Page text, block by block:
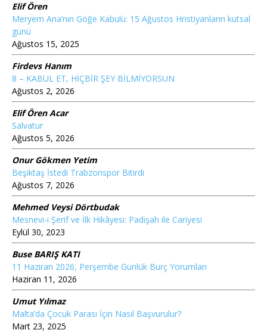
Elif Ören
Meryem Ana’nın Göğe Kabulü: 15 Ağustos Hristiyanların kutsal
günü
Ağustos 15, 2025
Firdevs Hanım
8 – KABUL ET, HİÇBİR ŞEY BİLMİYORSUN
Ağustos 2, 2026
Elif Ören Acar
Salvatur
Ağustos 5, 2026
Onur Gökmen Yetim
Beşiktaş İstedi Trabzonspor Bitirdi
Ağustos 7, 2026
Mehmed Veysi Dörtbudak
Mesnevi-i Şerif ve İlk Hikâyesi: Padişah ile Cariyesi
Eylül 30, 2023
Buse BARIŞ KATI
11 Haziran 2026, Perşembe Günlük Burç Yorumları
Haziran 11, 2026
Umut Yılmaz
Malta’da Çocuk Parası İçin Nasıl Başvurulur?
Mart 23, 2025